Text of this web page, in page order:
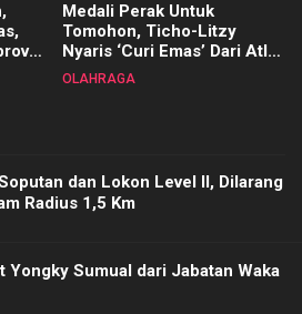
Medali Perak Untuk
Tomohon, Ticho-Litzy
Nyaris ‘Curi Emas’ Dari Atlet
Biliar PON di Porprov Sulut
OLAHRAGA
dan Lokon Level II, Dilarang
Radius 1,5 Km
Yongky Sumual dari Jabatan Waka